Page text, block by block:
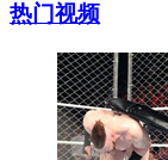
热门视频